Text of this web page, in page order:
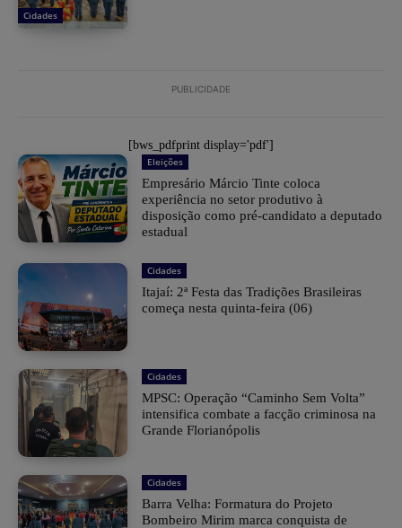
Cidades
PUBLICIDADE
[bws_pdfprint display='pdf']
Eleições
Empresário Márcio Tinte coloca
experiência no setor produtivo à
disposição como pré-candidato a deputado
estadual
Cidades
​Itajaí: 2ª Festa das Tradições Brasileiras
começa nesta quinta-feira (06)
Cidades
MPSC: Operação “Caminho Sem Volta”
intensifica combate a facção criminosa na
Grande Florianópolis
Cidades
Barra Velha: Formatura do Projeto
Bombeiro Mirim marca conquista de